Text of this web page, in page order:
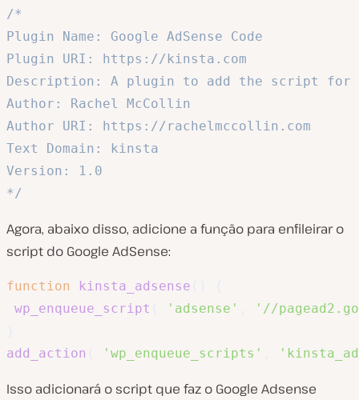
/*
Plugin Name: Google AdSense Code
Plugin URI: https://kinsta.com
Description: A plugin to add the script for
Author: Rachel McCollin
Author URI: https://rachelmccollin.com
Text Domain: kinsta
Version: 1.0
*/
Agora, abaixo disso, adicione a função para enfileirar o
script do Google AdSense:
function kinsta_adsense
wp_enqueue_script
'adsense'
'//
add_action
'wp_enqueue_scripts'
Isso adicionará o script que faz o Google Adsense